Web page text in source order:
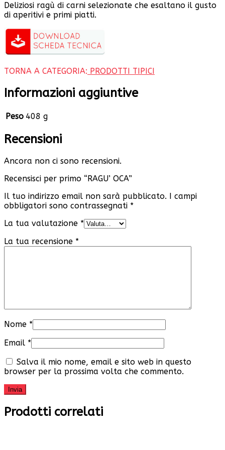
Deliziosi ragù di carni selezionate che esaltano il gusto
di aperitivi e primi piatti.
TORNA A CATEGORIA: PRODOTTI TIPICI
Informazioni aggiuntive
Peso 408 g
Recensioni
Ancora non ci sono recensioni.
Recensisci per primo “RAGU’ OCA”
Il tuo indirizzo email non sarà pubblicato.
I campi
obbligatori sono contrassegnati *
La tua valutazione *
La tua recensione *
Nome *
Email *
Salva il mio nome, email e sito web in questo
browser per la prossima volta che commento.
Prodotti correlati